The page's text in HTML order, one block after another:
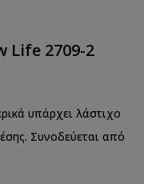
Life 2709-2
υπάρχει λάστιχο
Συνοδεύεται από